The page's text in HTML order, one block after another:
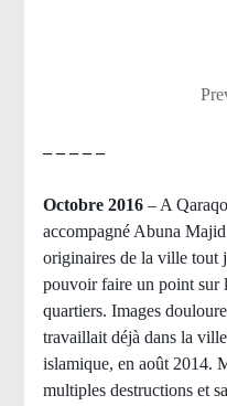
– – – – –
Octobre 2016 – A
accompagné Abuna
originaires de la ville tout
pouvoir faire un point sur
quartiers. Images
travaillait déjà dans la
islamique, en août 2014.
multiples destructions et